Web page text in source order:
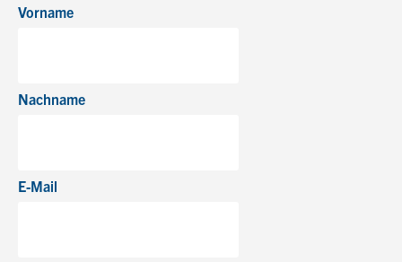
Vorname
Nachname
E-Mail